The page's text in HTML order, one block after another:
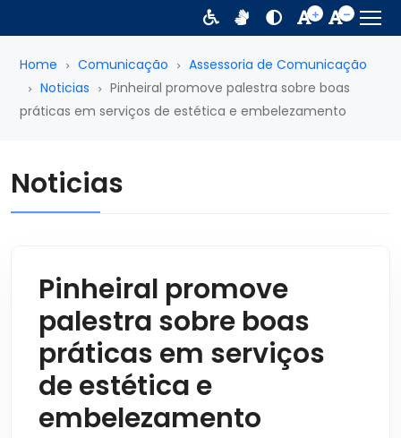
Home Comunicação
Assessoria de Comunicação
Noticias
Pinheiral promove palestra sobre boas
práticas em serviços de estética e embelezamento
Noticias
Pinheiral promove
palestra sobre boas
práticas em serviços
de estética e
embelezamento